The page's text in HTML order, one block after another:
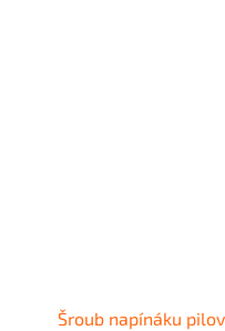
Šroub napínáku